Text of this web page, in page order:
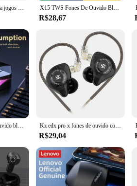
BINNUNE-Headset para jogos sem fio com microfone, Bluetooth, fone de ouvido com microfone, apto para PS5, PS4, PC, Mac, Playstation, BW06, 2,4 GHz X15 TWS Fones De Ouvido Bluetooth 5.0 Sem Fio Estéreo Surround Atraso Para Jogos Ruído Cancelando Com Microfone - Neverdie Store
R$28,67
Novo ar x15 fones de ouvido bluetooth sem fio gamer esporte baixa latência fone gamer fone com microfone handsfree Kz edx pro x fones de ouvido com fio unidade dinâmica fone alta fidelidade baixo esporte com cancelamento ruído fone com microfone kz zsn música edc
R$29,04